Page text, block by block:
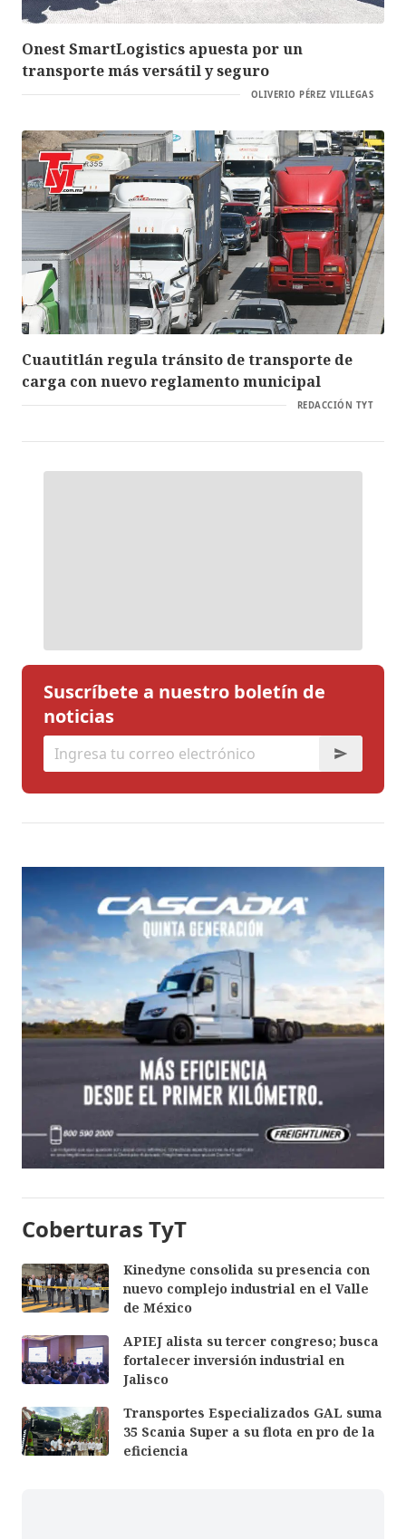
Onest SmartLogistics apuesta por un
transporte más versátil y seguro
OLIVERIO PÉREZ VILLEGAS
Cuautitlán regula tránsito de transporte de
carga con nuevo reglamento municipal
REDACCIÓN TYT
Suscríbete a nuestro boletín de
noticias
Coberturas TyT
Kinedyne consolida su presencia con
nuevo complejo industrial en el Valle
de México
APIEJ alista su tercer congreso; busca
fortalecer inversión industrial en
Jalisco
Transportes Especializados GAL suma
35 Scania Super a su flota en pro de la
eficiencia